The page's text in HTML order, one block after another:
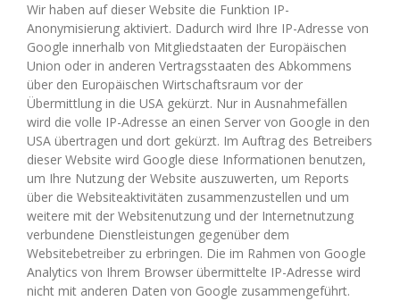
Wir haben auf dieser Website die Funktion IP-
Anonymisierung aktiviert. Dadurch wird Ihre IP-Adresse von
Google innerhalb von Mitgliedstaaten der Europäischen
Union oder in anderen Vertragsstaaten des Abkommens
über den Europäischen Wirtschaftsraum vor der
Übermittlung in die USA gekürzt. Nur in Ausnahmefällen
wird die volle IP-Adresse an einen Server von Google in den
USA übertragen und dort gekürzt. Im Auftrag des Betreibers
dieser Website wird Google diese Informationen benutzen,
um Ihre Nutzung der Website auszuwerten, um Reports
über die Websiteaktivitäten zusammenzustellen und um
weitere mit der Websitenutzung und der Internetnutzung
verbundene Dienstleistungen gegenüber dem
Websitebetreiber zu erbringen. Die im Rahmen von Google
Analytics von Ihrem Browser übermittelte IP-Adresse wird
nicht mit anderen Daten von Google zusammengeführt.